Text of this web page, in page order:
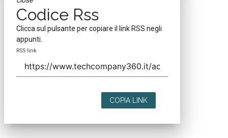
Codice Rss
Clicca sul pulsante per copiare il link RSS negli
appunti.
RSS link
COPIA LINK